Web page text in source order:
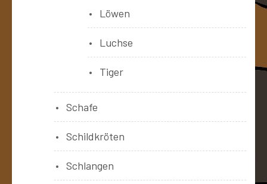
Löwen
Luchse
Tiger
Schafe
Schildkröten
Schlangen